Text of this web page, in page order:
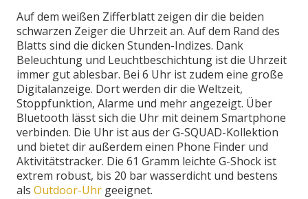
Auf dem weißen Zifferblatt zeigen dir die beiden
schwarzen Zeiger die Uhrzeit an. Auf dem Rand des
Blatts sind die dicken Stunden-Indizes. Dank
Beleuchtung und Leuchtbeschichtung ist die Uhrzeit
immer gut ablesbar. Bei 6 Uhr ist zudem eine große
Digitalanzeige. Dort werden dir die Weltzeit,
Stoppfunktion, Alarme und mehr angezeigt. Über
Bluetooth lässt sich die Uhr mit deinem Smartphone
verbinden. Die Uhr ist aus der G-SQUAD-Kollektion
und bietet dir außerdem einen Phone Finder und
Aktivitätstracker. Die 61 Gramm leichte G-Shock ist
extrem robust, bis 20 bar wasserdicht und bestens
als Outdoor-Uhr geeignet.